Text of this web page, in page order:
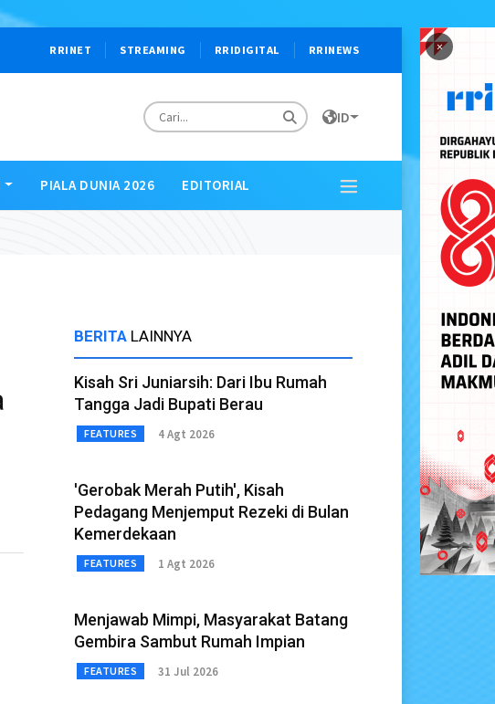
×
RRINET STREAMING RRIDIGITAL RRINEWS
ID
PIALA DUNIA 2026 EDITORIAL
BERITA LAINNYA
Kisah Sri Juniarsih: Dari Ibu Rumah
Tangga Jadi Bupati Berau
FEATURES 4 Agt 2026
'Gerobak Merah Putih', Kisah
Pedagang Menjemput Rezeki di Bulan
Kemerdekaan
FEATURES 1 Agt 2026
Menjawab Mimpi, Masyarakat Batang
Gembira Sambut Rumah Impian
FEATURES 31 Jul 2026